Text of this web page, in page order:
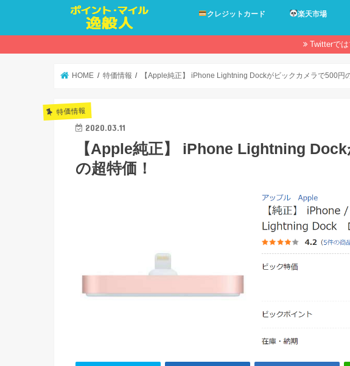
クレジットカード 楽天市場
Twitterで
HOME 特価情報 【Apple純正】 iPhone Lightning Dockがビックカメラで500円
特価情報
2020.03.11
【Apple純正】 iPhone Lightning
の超特価！